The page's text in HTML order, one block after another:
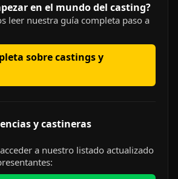
en el mundo del casting?
leer nuestra guía completa paso a
sobre castings y
y castineras
a nuestro listado actualizado